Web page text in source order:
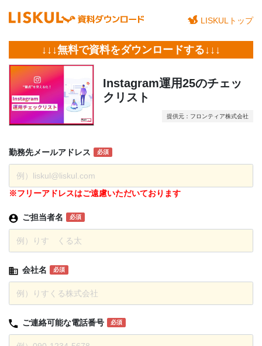
LISKULトップ
↓↓↓無料で資料をダウンロードする↓↓↓
Instagram運用25のチェッ
クリスト
提供元：フロンティア株式会社
勤務先メールアドレス 必須
※フリーアドレスはご遠慮いただいております
ご担当者名 必須
会社名 必須
ご連絡可能な電話番号 必須